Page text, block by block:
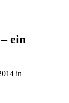
ein
in